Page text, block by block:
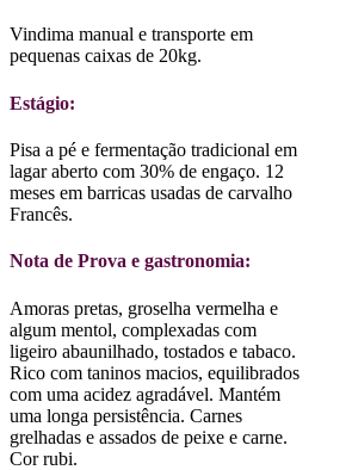
Vindima manual e transporte em
pequenas caixas de 20kg.
Estágio:
Pisa a pé e fermentação tradicional em
lagar aberto com 30% de engaço. 12
meses em barricas usadas de carvalho
Francês.
Nota de Prova e gastronomia:
Amoras pretas, groselha vermelha e
algum mentol, complexadas com
ligeiro abaunilhado, tostados e tabaco.
Rico com taninos macios, equilibrados
com uma acidez agradável. Mantém
uma longa persistência. Carnes
grelhadas e assados de peixe e carne.
Cor rubi.